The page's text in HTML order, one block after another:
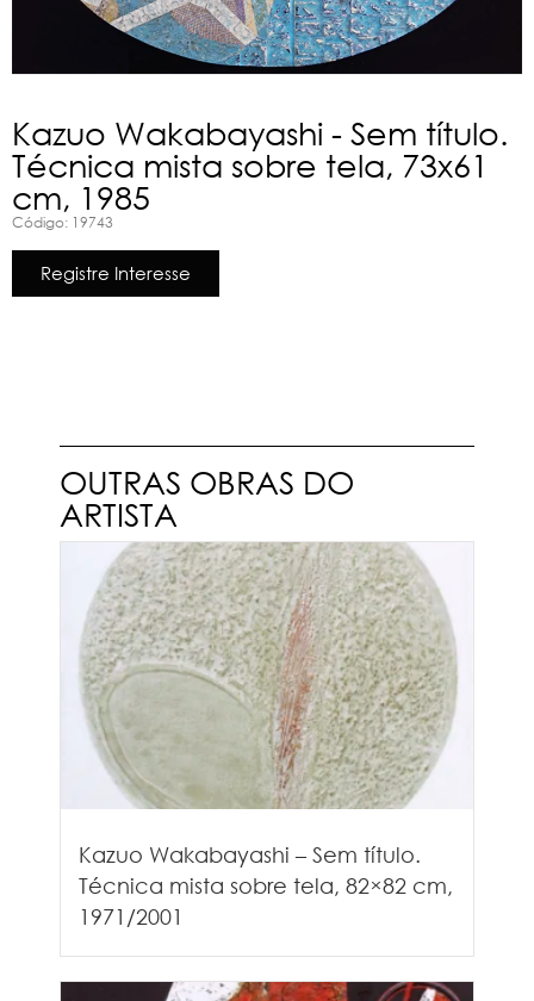
Kazuo Wakabayashi - Sem título.
Técnica mista sobre tela, 73x61
cm, 1985
Código: 19743
Registre Interesse
OUTRAS OBRAS DO
ARTISTA
Kazuo Wakabayashi – Sem título.
Técnica mista sobre tela, 82×82 cm,
1971/2001